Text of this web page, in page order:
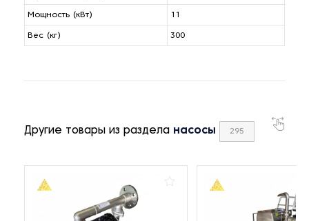
Мощность (кВт) 11
Вес (кг) 300
Другие товары из раздела насосы 295